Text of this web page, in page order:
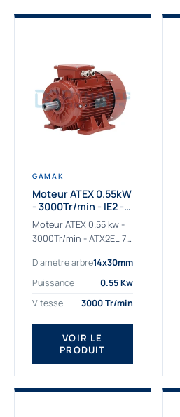
GAMAK
Moteur ATEX 0.55kW
- 3000Tr/min - IE2 -
Zone 2/22 -
Aluminium
Moteur ATEX 0.55 kw -
3000Tr/min - ATX2EL 71
pour les atmosphères
explosives Le moteur
Diamètre arbre14x30mm
Puissance
0.55 Kw
Vitesse
3000 Tr/min
VOIR LE
PRODUIT